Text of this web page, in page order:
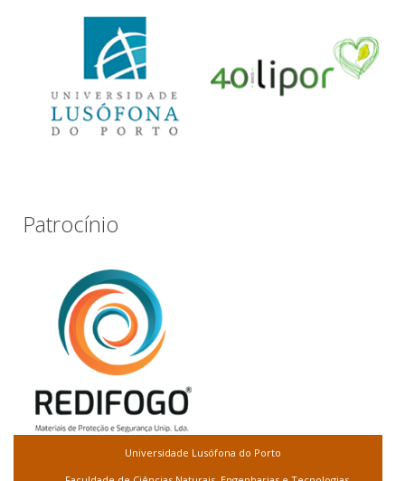
Patrocínio
Universidade Lusófona do Porto